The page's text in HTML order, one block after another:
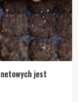
jest